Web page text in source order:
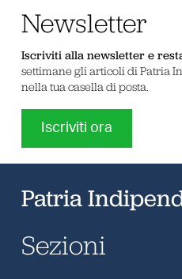
Newsletter
Iscriviti alla newsletter e
settimane gli articoli di Patria
nella tua casella di posta.
Iscriviti ora
Patria
Sezioni